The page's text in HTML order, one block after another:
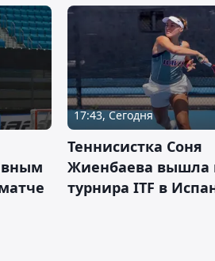
17:43, Сегодня
Теннисистка Соня
Жиенбаева вышла
турнира ITF в